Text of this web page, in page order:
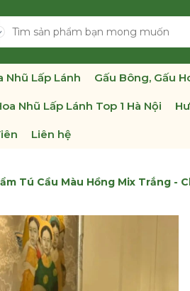
Nhũ Lấp Lánh Gấu Bông, Gấu
Nhũ Lấp Lánh Top 1 Hà Nội
Liên hệ
Tú Cầu Màu Hồng Mix Trắng -